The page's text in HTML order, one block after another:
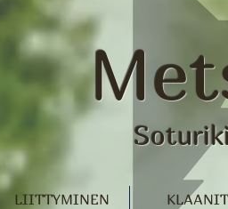
LIITTYMINEN KLAANIT